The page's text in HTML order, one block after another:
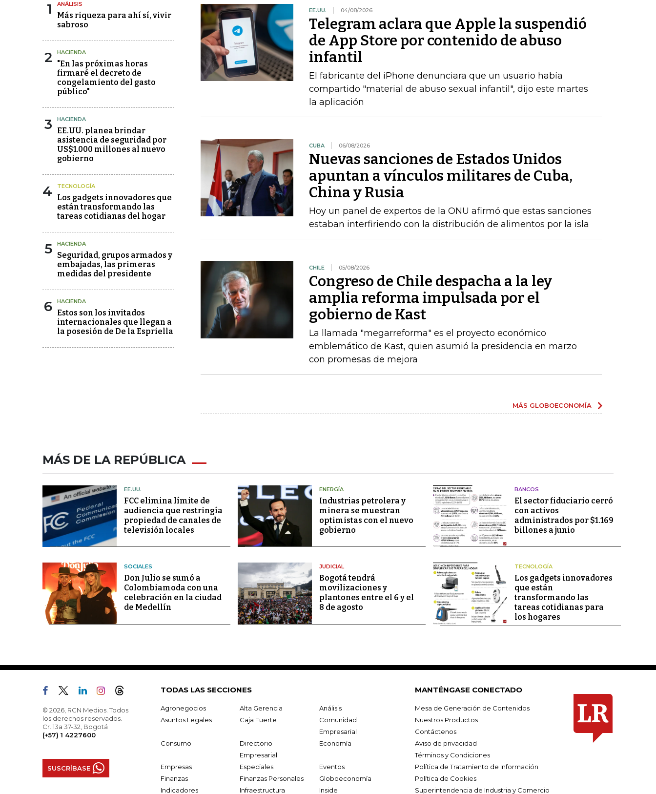
1 ANÁLISIS
Más riqueza para ahí sí, vivir
sabroso
2 HACIENDA
"En las próximas horas
firmaré el decreto de
congelamiento del gasto
público"
3 HACIENDA
EE.UU. planea brindar
asistencia de seguridad por
US$1.000 millones al nuevo
gobierno
4 TECNOLOGÍA
Los gadgets innovadores que
están transformando las
tareas cotidianas del hogar
5 HACIENDA
Seguridad, grupos armados y
embajadas, las primeras
medidas del presidente
6 HACIENDA
Estos son los invitados
internacionales que llegan a
la posesión de De la Espriella
EE.UU. 04/08/2026
Telegram aclara que Apple la suspendió
de App Store por contenido de abuso
infantil
El fabricante del iPhone denunciara que un usuario había
compartido "material de abuso sexual infantil", dijo este martes
la aplicación
CUBA 06/08/2026
Nuevas sanciones de Estados Unidos
apuntan a vínculos militares de Cuba,
China y Rusia
Hoy un panel de expertos de la ONU afirmó que estas sanciones
estaban interfiriendo con la distribución de alimentos por la isla
CHILE 05/08/2026
Congreso de Chile despacha a la ley
amplia reforma impulsada por el
gobierno de Kast
La llamada "megarreforma" ​es el proyecto económico
emblemático de Kast, quien asumió la presidencia en marzo
con promesas de mejora
MÁS GLOBOECONOMÍA
MÁS DE LA REPÚBLICA
EE.UU.
FCC elimina límite de
audiencia que restringía
propiedad de canales de
televisión locales
ENERGÍA
Industrias petrolera y
minera se muestran
optimistas con el nuevo
gobierno
BANCOS
El sector fiduciario cerró
con activos
administrados por $1.169
billones a junio
SOCIALES
Don Julio se sumó a
Colombiamoda con una
celebración en la ciudad
de Medellín
JUDICIAL
Bogotá tendrá
movilizaciones y
plantones entre el 6 y el
8 de agosto
TECNOLOGÍA
Los gadgets innovadores
que están
transformando las
tareas cotidianas para
los hogares
© 2026, RCN Medios. Todos
los derechos reservados.
Cr. 13a 37-32, Bogotá
(+57) 1 4227600
SUSCRÍBASE
TODAS LAS SECCIONES
Agronegocios Alta Gerencia
Análisis
Asuntos Legales
Caja Fuerte
Comunidad
Empresarial
Consumo
Directorio
Empresarial
Economía
Empresas Especiales
Eventos
Finanzas
Finanzas Personales
Globoeconomía
Indicadores
Infraestructura Inside
MANTÉNGASE CONECTADO
Mesa de Generación de Contenidos
Nuestros Productos
Contáctenos
Aviso de privacidad
Términos y Condiciones
Política de Tratamiento de Información
Política de Cookies
Superintendencia de Industria y Comercio